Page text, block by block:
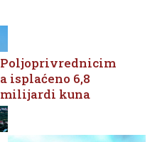
Poljoprivrednicim
a isplaćeno 6,8
milijardi kuna